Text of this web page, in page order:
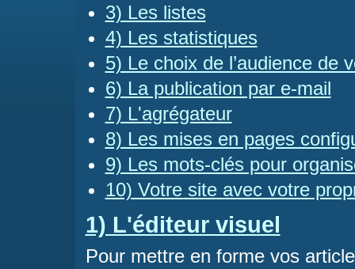
3) Les listes
4) Les statistiques
5) Le choix de l’audience de
6) La publication par e-mail
7) L'agrégateur
8) Les mises en pages
9) Les mots-clés pour
10) Votre site avec votre
1) L'éditeur visuel
Pour mettre en forme vos